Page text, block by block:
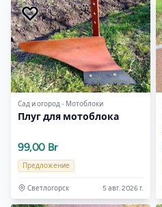
Сад и огород - Мотоблоки
Плуг для мотоблока
99,00 Br
Предложение
Светлогорск 5 авг. 2026 г.